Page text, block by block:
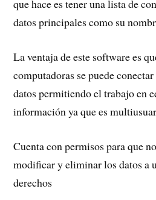
que hace es tener una lista de
datos principales como su
La ventaja de este software es
computadoras se puede
datos permitiendo el trabajo en
información ya que es
Cuenta con permisos para que
modificar y eliminar los datos a
derechos